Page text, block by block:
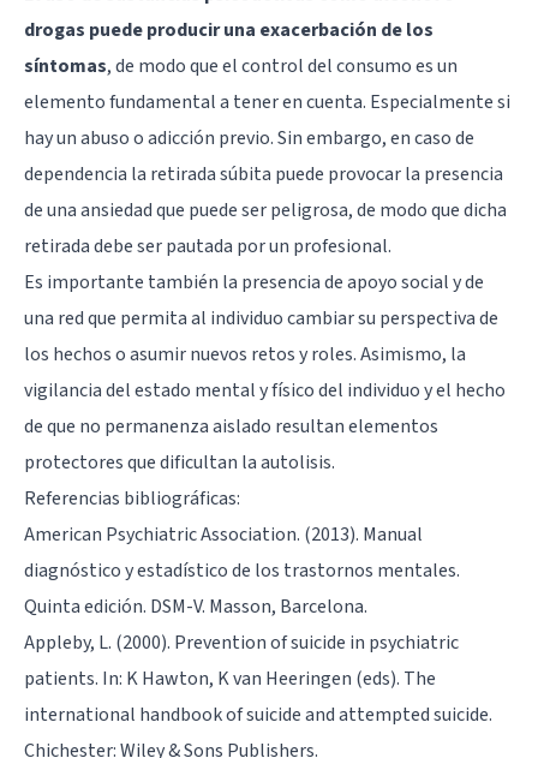
drogas puede producir una exacerbación de los
síntomas, de modo que el control del consumo es un
elemento fundamental a tener en cuenta. Especialmente si
hay un abuso o adicción previo. Sin embargo, en caso de
dependencia la retirada súbita puede provocar la presencia
de una ansiedad que puede ser peligrosa, de modo que dicha
retirada debe ser pautada por un profesional.
Es importante también la presencia de apoyo social y de
una red que permita al individuo cambiar su perspectiva de
los hechos o asumir nuevos retos y roles. Asimismo, la
vigilancia del estado mental y físico del individuo y el hecho
de que no permanenza aislado resultan elementos
protectores que dificultan la autolisis.
Referencias bibliográficas:
American Psychiatric Association. (2013). Manual
diagnóstico y estadístico de los trastornos mentales.
Quinta edición. DSM-V. Masson, Barcelona.
Appleby, L. (2000). Prevention of suicide in psychiatric
patients. In: K Hawton, K van Heeringen (eds). The
international handbook of suicide and attempted suicide.
Chichester: Wiley & Sons Publishers.